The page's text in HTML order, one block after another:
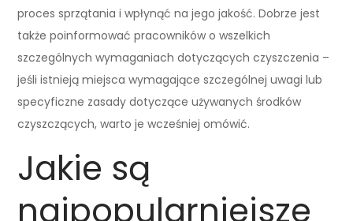
proces sprzątania i wpłynąć na jego jakość. Dobrze jest
także poinformować pracowników o wszelkich
szczególnych wymaganiach dotyczących czyszczenia –
jeśli istnieją miejsca wymagające szczególnej uwagi lub
specyficzne zasady dotyczące używanych środków
czyszczących, warto je wcześniej omówić.
Jakie są
najpopularniejsze